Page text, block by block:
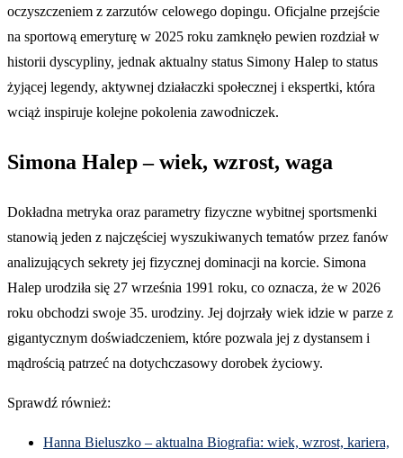
oczyszczeniem z zarzutów celowego dopingu. Oficjalne przejście
na sportową emeryturę w 2025 roku zamknęło pewien rozdział w
historii dyscypliny, jednak aktualny status Simony Halep to status
żyjącej legendy, aktywnej działaczki społecznej i ekspertki, która
wciąż inspiruje kolejne pokolenia zawodniczek.
Simona Halep – wiek, wzrost, waga
Dokładna metryka oraz parametry fizyczne wybitnej sportsmenki
stanowią jeden z najczęściej wyszukiwanych tematów przez fanów
analizujących sekrety jej fizycznej dominacji na korcie. Simona
Halep urodziła się 27 września 1991 roku, co oznacza, że w 2026
roku obchodzi swoje 35. urodziny. Jej dojrzały wiek idzie w parze z
gigantycznym doświadczeniem, które pozwala jej z dystansem i
mądrością patrzeć na dotychczasowy dorobek życiowy.
Sprawdź również:
Hanna Bieluszko – aktualna Biografia: wiek, wzrost, kariera,